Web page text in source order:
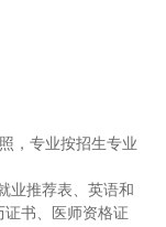
，专业按招生专业
业推荐表、英语和
书、医师资格证